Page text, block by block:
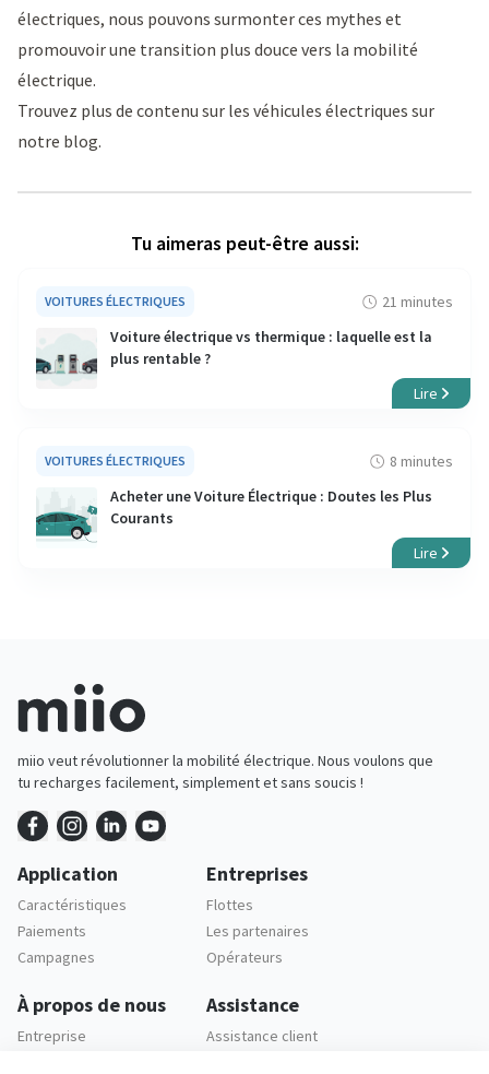
électriques, nous pouvons surmonter ces mythes et
promouvoir une transition plus douce vers la mobilité
électrique.
Trouvez plus de contenu sur les véhicules électriques sur
notre blog.
Tu aimeras peut-être aussi:
VOITURES ÉLECTRIQUES
21 minutes
Voiture électrique vs thermique : laquelle est la
plus rentable ?
Lire
VOITURES ÉLECTRIQUES
8 minutes
Acheter une Voiture Électrique : Doutes les Plus
Courants
Lire
miio veut révolutionner la mobilité électrique. Nous voulons que
tu recharges facilement, simplement et sans soucis !
Application
Caractéristiques
Paiements
Campagnes
Entreprises
Flottes
Les partenaires
Opérateurs
À propos de nous
Entreprise
Assistance
Assistance client